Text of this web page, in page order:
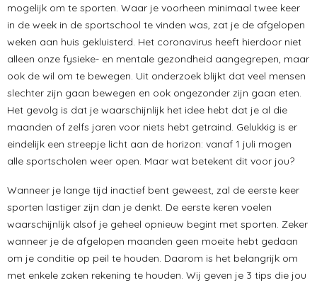
mogelijk om te sporten. Waar je voorheen minimaal twee keer
in de week in de sportschool te vinden was, zat je de afgelopen
weken aan huis gekluisterd. Het coronavirus heeft hierdoor niet
alleen onze fysieke- en mentale gezondheid aangegrepen, maar
ook de wil om te bewegen. Uit onderzoek blijkt dat veel mensen
slechter zijn gaan bewegen en ook ongezonder zijn gaan eten.
Het gevolg is dat je waarschijnlijk het idee hebt dat je al die
maanden of zelfs jaren voor niets hebt getraind. Gelukkig is er
eindelijk een streepje licht aan de horizon: vanaf 1 juli mogen
alle sportscholen weer open. Maar wat betekent dit voor jou?
Wanneer je lange tijd inactief bent geweest, zal de eerste keer
sporten lastiger zijn dan je denkt. De eerste keren voelen
waarschijnlijk alsof je geheel opnieuw begint met sporten. Zeker
wanneer je de afgelopen maanden geen moeite hebt gedaan
om je conditie op peil te houden. Daarom is het belangrijk om
met enkele zaken rekening te houden. Wij geven je 3 tips die jou